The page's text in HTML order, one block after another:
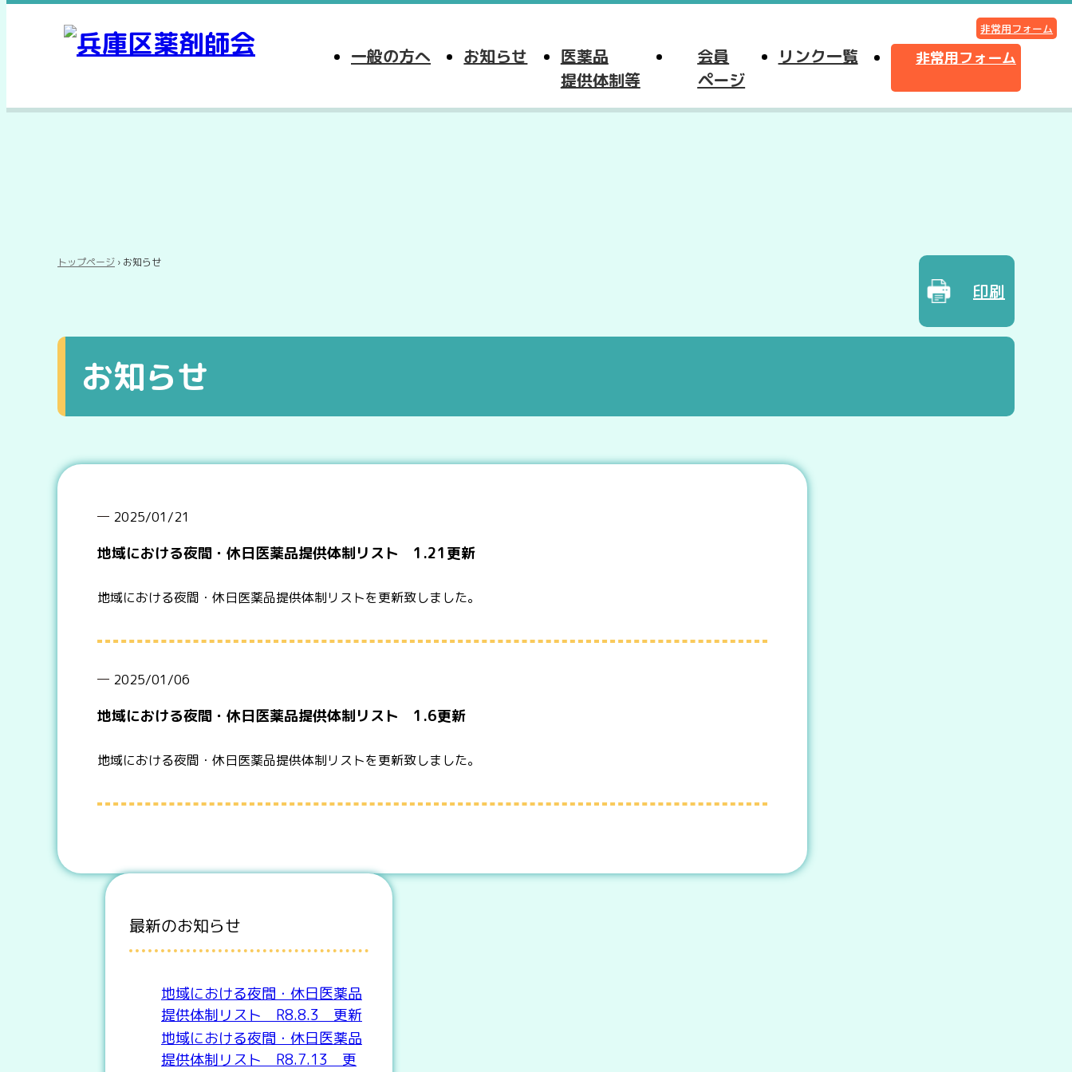
非常用フォーム
一般の方へ お知らせ
医薬品
提供体制等
会員
ページ
リンク一覧 非常用フォーム
トップページ › お知らせ
印刷
お知らせ
2025/01/21
地域における夜間・休日医薬品提供体制リスト 1.21更新
地域における夜間・休日医薬品提供体制リストを更新致しました。
2025/01/06
地域における夜間・休日医薬品提供体制リスト 1.6更新
地域における夜間・休日医薬品提供体制リストを更新致しました。
最新のお知らせ
地域における夜間・休日医薬品
提供体制リスト R8.8.3 更新
地域における夜間・休日医薬品
提供体制リスト R8.7.13 更